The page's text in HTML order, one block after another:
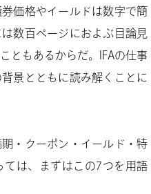
価格やイールドは数字で簡
数百ページにおよぶ目論見
ともあるからだ。IFAの仕事
景とともに読み解くことに
・クーポン・イールド・特
は、まずはこの7つを用語